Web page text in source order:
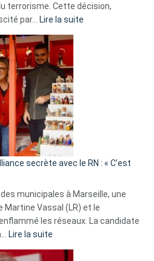
terrorisme. Cette décision,
par…
Lire la suite
Algérie
secrète avec le RN : « C’est
municipales à Marseille, une
Vassal (LR) et le
les réseaux. La candidate
Lire la suite